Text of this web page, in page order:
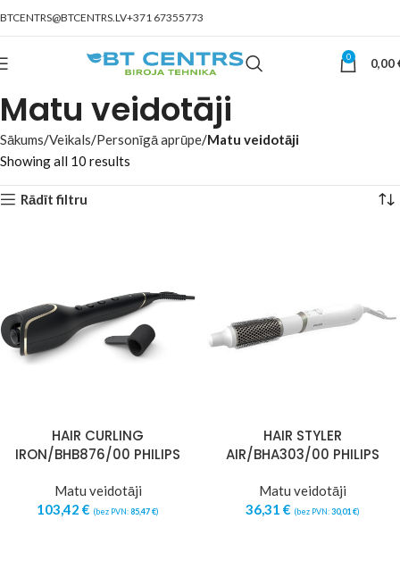
BTCENTRS@BTCENTRS.LV+371 67355773
0 0,00
Matu veidotāji
Sākums Veikals Personīgā aprūpe Matu veidotāji
Showing all 10 results
Rādīt filtru
HAIR CURLING
IRON/BHB876/00 PHILIPS
Matu veidotāji
103,42 € (bez PVN: 85,47€)
HAIR STYLER
AIR/BHA303/00 PHILIPS
Matu veidotāji
36,31 € (bez PVN:30,01 €)